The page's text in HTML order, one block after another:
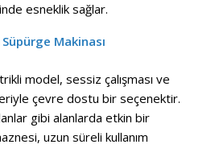
esneklik sağlar.
Makinası
model, sessiz çalışması ve
çevre dostu bir seçenektir.
gibi alanlarda etkin bir
uzun süreli kullanım